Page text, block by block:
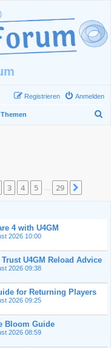
Anmelden
Registrieren
29
3 4 5 29
4 with U4GM
2026 10:00
U4GM Reload Advice
2026 09:38
for Returning Players
2026 09:25
Bloom Guide
2026 08:59